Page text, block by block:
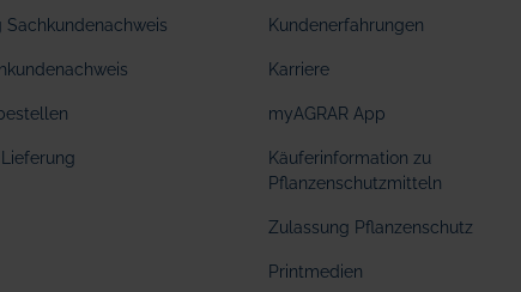
Sachkundenachweis Kundenerfahrungen
Karriere
myAGRAR App
Käuferinformation zu
Pflanzenschutzmitteln
Zulassung Pflanzenschutz
Printmedien